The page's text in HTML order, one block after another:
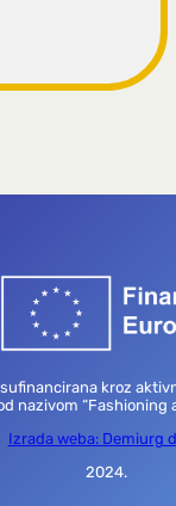
kroz
nazivom “Fashioning
Izrada weba: Demiurg
2024.